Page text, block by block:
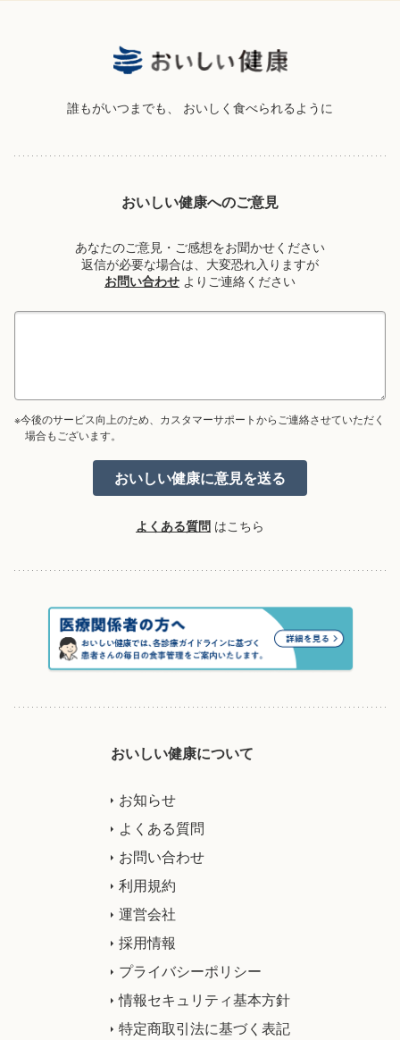
誰もがいつまでも、 おいしく食べられるように
おいしい健康へのご意見
あなたのご意見・ご感想をお聞かせください
返信が必要な場合は、大変恐れ入りますが
お問い合わせ よりご連絡ください
※今後のサービス向上のため、カスタマーサポートからご連絡させていただく
場合もございます。
よくある質問 はこちら
おいしい健康について
お知らせ
よくある質問
お問い合わせ
利用規約
運営会社
採用情報
プライバシーポリシー
情報セキュリティ基本方針
特定商取引法に基づく表記